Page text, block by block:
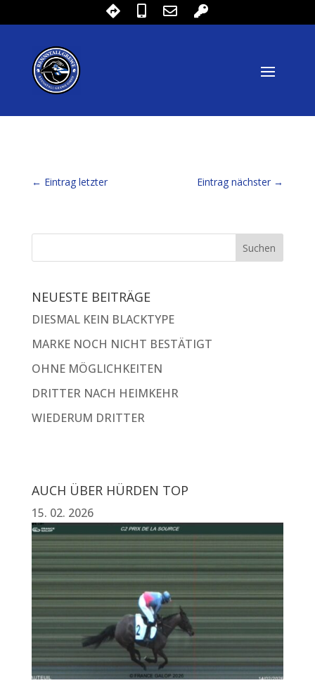
← Eintrag letzter Eintrag nächster →
NEUESTE BEITRÄGE
DIESMAL KEIN BLACKTYPE
MARKE NOCH NICHT BESTÄTIGT
OHNE MÖGLICHKEITEN
DRITTER NACH HEIMKEHR
WIEDERUM DRITTER
AUCH ÜBER HÜRDEN TOP
15. 02. 2026